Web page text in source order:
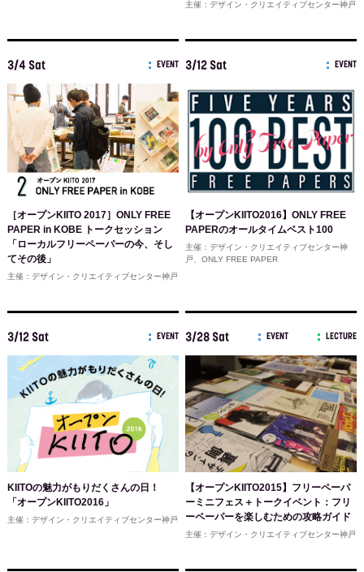
主催：デザイン・クリエイティブセンター神戸
3/4 Sat EVENT
［オープンKIITO 2017］ONLY FREE
PAPER in KOBE トークセッション
「ローカルフリーペーパーの今、そし
てその後」
主催：デザイン・クリエイティブセンター神戸
3/12 Sat EVENT
【オープンKIITO2016】ONLY FREE
PAPERのオールタイムベスト100
主催：デザイン・クリエイティブセンター神
戸、ONLY FREE PAPER
3/12 Sat EVENT
KIITOの魅力がもりだくさんの日！
「オープンKIITO2016」
主催：デザイン・クリエイティブセンター神戸
3/28 Sat EVENT LECTURE
【オープンKIITO2015】フリーペーパ
ーミニフェス＋トークイベント：フリ
ーペーパーを楽しむための攻略ガイド
主催：デザイン・クリエイティブセンター神戸